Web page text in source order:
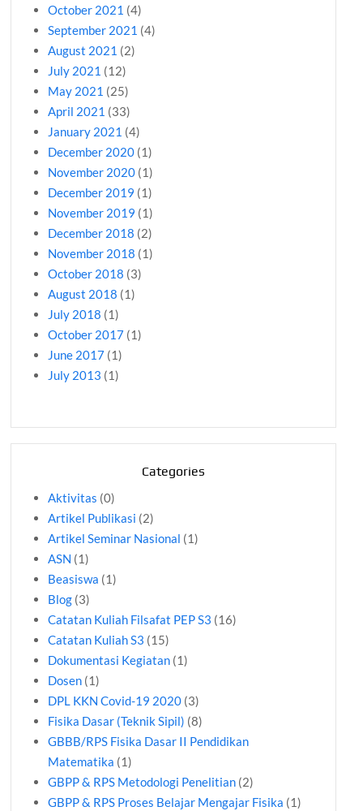
October 2021 (4)
September 2021 (4)
August 2021 (2)
July 2021 (12)
May 2021 (25)
April 2021 (33)
January 2021 (4)
December 2020 (1)
November 2020 (1)
December 2019 (1)
November 2019 (1)
December 2018 (2)
November 2018 (1)
October 2018 (3)
August 2018 (1)
July 2018 (1)
October 2017 (1)
June 2017 (1)
July 2013 (1)
Categories
Aktivitas (0)
Artikel Publikasi (2)
Artikel Seminar Nasional (1)
ASN (1)
Beasiswa (1)
Blog (3)
Catatan Kuliah Filsafat PEP S3 (16)
Catatan Kuliah S3 (15)
Dokumentasi Kegiatan (1)
Dosen (1)
DPL KKN Covid-19 2020 (3)
Fisika Dasar (Teknik Sipil) (8)
GBBB/RPS Fisika Dasar II Pendidikan
Matematika (1)
GBPP & RPS Metodologi Penelitian (2)
GBPP & RPS Proses Belajar Mengajar Fisika (1)